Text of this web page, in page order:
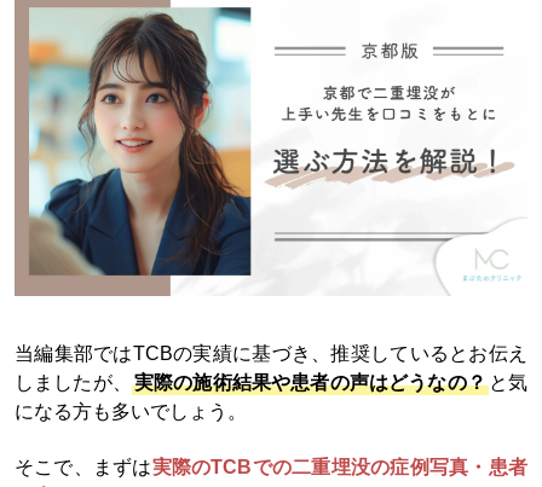
当編集部ではTCBの実績に基づき、推奨しているとお伝え
しましたが、
実際の施術結果や患者の声はどうなの？と気
になる方も多いでしょう。
そこで、まずは実際のTCBでの二重埋没の症例写真・患者